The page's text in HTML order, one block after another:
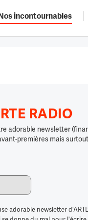
incontournables
RADIO
adorable newsletter
premières mais
adorable newsletter